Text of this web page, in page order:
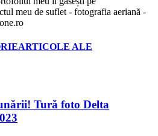
meu de suflet - fotografia aeriană -
ARTICOLE ALE
Tură foto Delta